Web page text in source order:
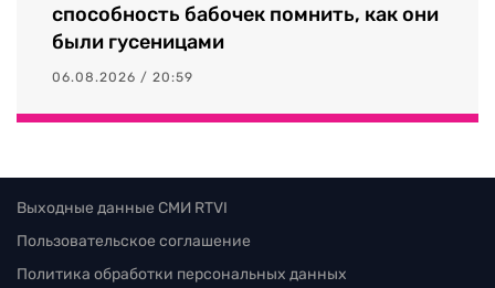
способность бабочек помнить, как они
были гусеницами
06.08.2026 / 20:59
Выходные данные СМИ RTVI
Пользовательское соглашение
Политика обработки персональных данных